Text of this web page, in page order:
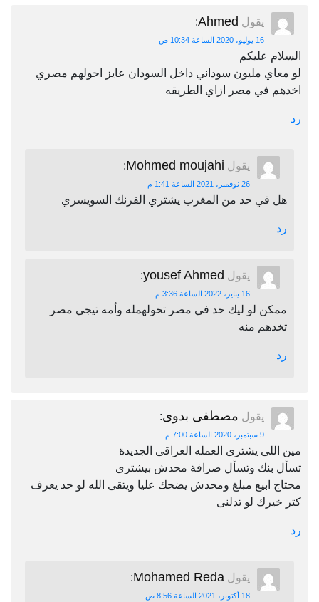
يقول Ahmed
:
16 يوليو، 2020 الساعة 10:34 ص
السلام عليكم
لو معاي مليون سوداني داخل السودان عايز احولهم مصري
اخدهم في مصر ازاي الطريقه
رد
يقول Mohmed moujahi
:
26 نوفمبر، 2021 الساعة 1:41 م
هل في حد من المغرب يشتري الفرنك السويسري
رد
يقول yousef Ahmed
:
16 يناير، 2022 الساعة 3:36 م
ممكن لو ليك حد في مصر تحولهمله وأمه تيجي مصر
تخدهم منه
رد
يقول مصطفى بدوى:
9 سبتمبر، 2020 الساعة 7:00 م
مين اللى يشترى العمله العراقى الجديدة
تسأل بنك وتسأل صرافة محدش بيشترى
محتاج ابيع مبلغ ومحدش يضحك عليا ويتقى الله لو حد يعرف
كتر خيرك لو تدلنى
رد
يقول Mohamed Reda
:
18 أكتوبر، 2021 الساعة 8:56 ص